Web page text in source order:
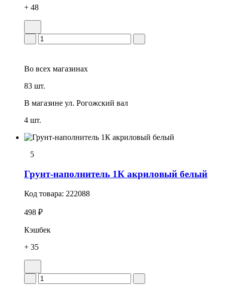
+ 48
Во всех магазинах
83 шт.
В магазине ул. Рогожский вал
4 шт.
5
Грунт-наполнитель 1К акриловый белый
Код товара: 222088
498 ₽
Кэшбек
+ 35